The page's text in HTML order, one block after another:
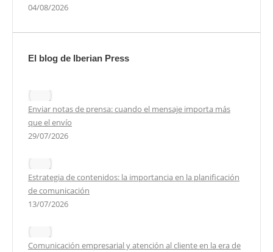
04/08/2026
El blog de Iberian Press
Enviar notas de prensa: cuando el mensaje importa más
que el envío
29/07/2026
Estrategia de contenidos: la importancia en la planificación
de comunicación
13/07/2026
Comunicación empresarial y atención al cliente en la era de